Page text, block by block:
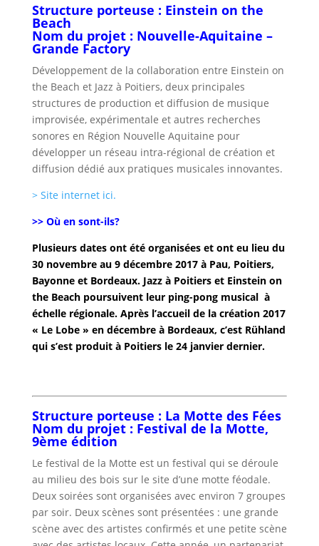
Structure porteuse : Einstein on the
Beach
Nom du projet : Nouvelle-Aquitaine –
Grande Factory
Développement de la collaboration entre Einstein on
the Beach et Jazz à Poitiers, deux principales
structures de production et diffusion de musique
improvisée, expérimentale et autres recherches
sonores en Région Nouvelle Aquitaine pour
développer un réseau intra-régional de création et
diffusion dédié aux pratiques musicales innovantes.
> Site internet ici.
>> Où en sont-ils?
Plusieurs dates ont été organisées et ont eu lieu du
30 novembre au 9 décembre 2017 à Pau, Poitiers,
Bayonne et Bordeaux. Jazz à Poitiers et Einstein on
the Beach poursuivent leur ping-pong musical à
échelle régionale. Après l’accueil de la création 2017
« Le Lobe » en décembre à Bordeaux, c’est Rühland
qui s’est produit à Poitiers le 24 janvier dernier.
Structure porteuse : La Motte des Fées
Nom du projet : Festival de la Motte,
9ème édition
Le festival de la Motte est un festival qui se déroule
au milieu des bois sur le site d’une motte féodale.
Deux soirées sont organisées avec environ 7 groupes
par soir. Deux scènes sont présentées : une grande
scène avec des artistes confirmés et une petite scène